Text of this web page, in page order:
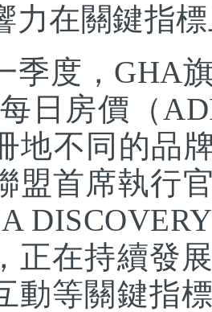
力在關鍵指
度，GHA旗
日房價（
地不同的品
盟首席執行
正在持續發
動等關鍵指